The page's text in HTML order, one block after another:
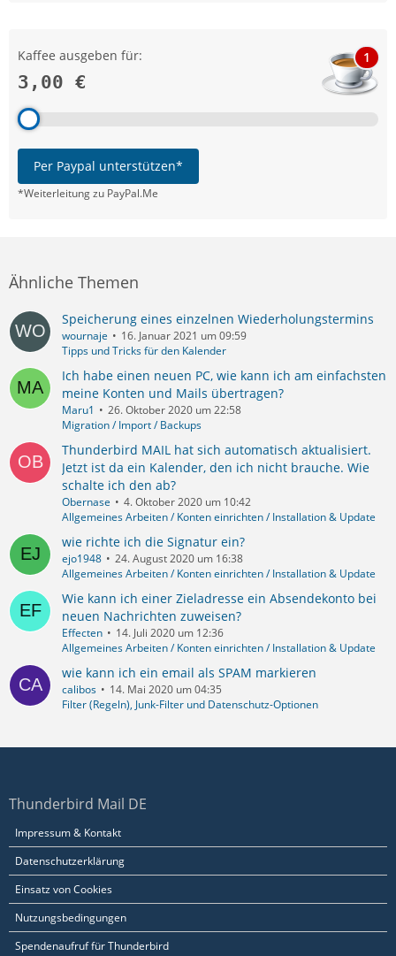
Kaffee ausgeben für:
3,00 €
1
Per Paypal unterstützen*
*Weiterleitung zu PayPal.Me
Ähnliche Themen
Speicherung eines einzelnen Wiederholungstermins
wournaje
16. Januar 2021 um 09:59
Tipps und Tricks für den Kalender
Ich habe einen neuen PC, wie kann ich am einfachsten
meine Konten und Mails übertragen?
Maru1
26. Oktober 2020 um 22:58
Migration / Import / Backups
Thunderbird MAIL hat sich automatisch aktualisiert.
Jetzt ist da ein Kalender, den ich nicht brauche. Wie
schalte ich den ab?
Obernase
4. Oktober 2020 um 10:42
Allgemeines Arbeiten / Konten einrichten / Installation & Update
wie richte ich die Signatur ein?
ejo1948
24. August 2020 um 16:38
Allgemeines Arbeiten / Konten einrichten / Installation & Update
Wie kann ich einer Zieladresse ein Absendekonto bei
neuen Nachrichten zuweisen?
Effecten
14. Juli 2020 um 12:36
Allgemeines Arbeiten / Konten einrichten / Installation & Update
wie kann ich ein email als SPAM markieren
calibos
14. Mai 2020 um 04:35
Filter (Regeln), Junk-Filter und Datenschutz-Optionen
Thunderbird Mail DE
Impressum & Kontakt
Datenschutzerklärung
Einsatz von Cookies
Nutzungsbedingungen
Spendenaufruf für Thunderbird